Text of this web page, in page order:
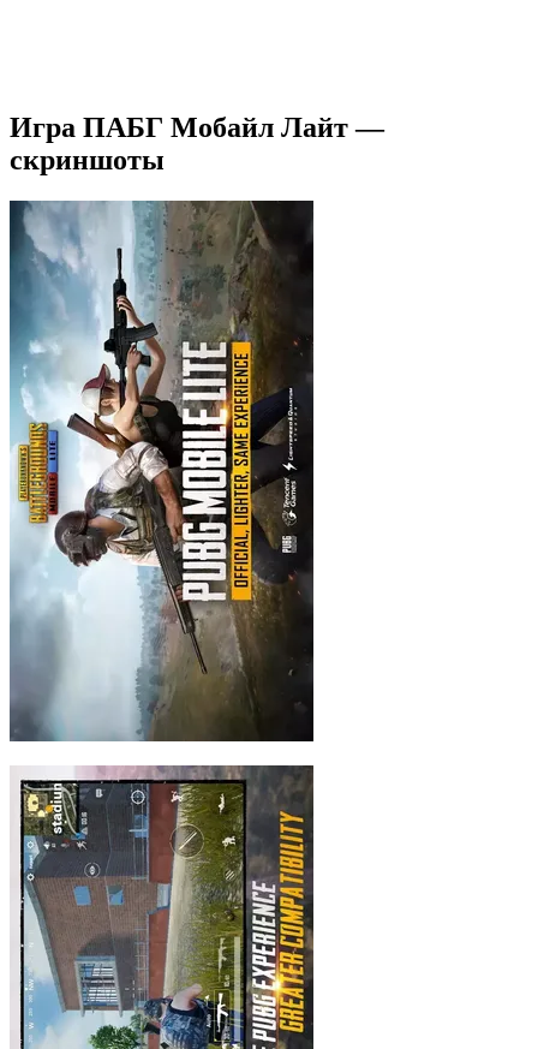
Игра ПАБГ Мобайл Лайт —
скриншоты